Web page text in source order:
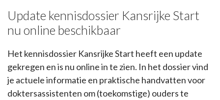
Update kennisdossier Kansrijke Start
nu online beschikbaar
Het kennisdossier Kansrijke Start heeft een update
gekregen en is nu online in te zien. In het dossier vind
je actuele informatie en praktische handvatten voor
doktersassistenten om (toekomstige) ouders te